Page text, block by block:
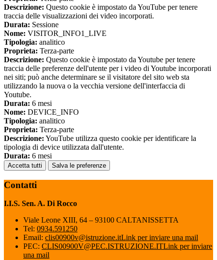
Descrizione: Questo cookie è impostato da YouTube per tenere
traccia delle visualizzazioni dei video incorporati.
Durata: Sessione
Nome: VISITOR_INFO1_LIVE
Tipologia: analitico
Proprieta: Terza-parte
Descrizione: Questo cookie è impostato da Youtube per tenere
traccia delle preferenze dell'utente per i video di Youtube incorporati
nei siti; può anche determinare se il visitatore del sito web sta
utilizzando la nuova o la vecchia versione dell'interfaccia di
Youtube.
Durata: 6 mesi
Nome: DEVICE_INFO
Tipologia: analitico
Proprieta: Terza-parte
Descrizione: YouTube utilizza questo cookie per identificare la
tipologia di device utilizzata dall'utente.
Durata: 6 mesi
Accetta tutti Salva le preferenze
Contatti
I.I.S. Sen. A. Di Rocco
Viale Leone XIII, 64 – 93100 CALTANISSETTA
Tel: 0934.591250
Email: clis00900v@istruzione.itLink per inviare una mail
PEC: CLIS00900V@PEC.ISTRUZIONE.ITLink per inviare
una mail